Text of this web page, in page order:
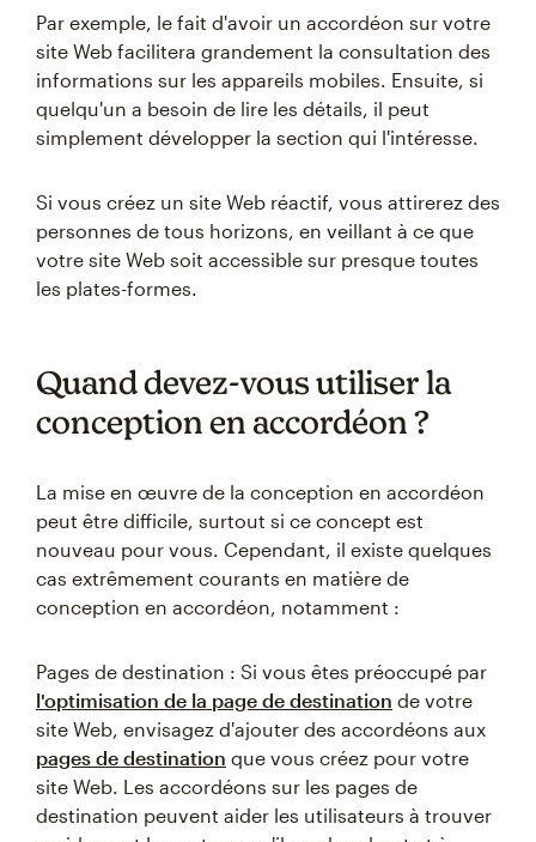
Par exemple, le fait d'avoir un accordéon sur votre
site Web facilitera grandement la consultation des
informations sur les appareils mobiles. Ensuite, si
quelqu'un a besoin de lire les détails, il peut
simplement développer la section qui l'intéresse.
Si vous créez un site Web réactif, vous attirerez des
personnes de tous horizons, en veillant à ce que
votre site Web soit accessible sur presque toutes
les plates-formes.
Quand devez-vous utiliser la
conception en accordéon ?
La mise en œuvre de la conception en accordéon
peut être difficile, surtout si ce concept est
nouveau pour vous. Cependant, il existe quelques
cas extrêmement courants en matière de
conception en accordéon, notamment :
Pages de destination : Si vous êtes préoccupé par
l'optimisation de la page de destination de votre
site Web, envisagez d'ajouter des accordéons aux
pages de destination que vous créez pour votre
site Web. Les accordéons sur les pages de
destination peuvent aider les utilisateurs à trouver